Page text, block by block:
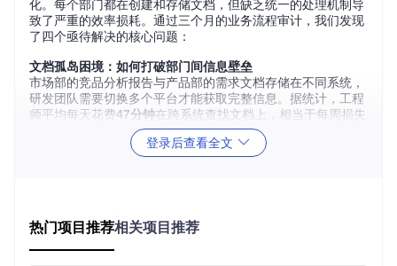
化。每个部门都在创建和存储文档，但缺乏统一的处理机制导
致了严重的效率损耗。通过三个月的业务流程审计，我们发现
了四个亟待解决的核心问题：
文档孤岛困境：如何打破部门间信息壁垒
市场部的竞品分析报告与产品部的需求文档存储在不同系统，
研发团队需要切换多个平台才能获取完整信息。据统计，工程
师平均每天花费47分钟在跨系统查找文档上，相当于每周损失
近4小时的有效工作时间。这种信息隔离直接导致产品迭代周
频率控制"的关键资料。传统基于关键词的检索方式存在
登录后查看全文
热门项目推荐相关项目推荐